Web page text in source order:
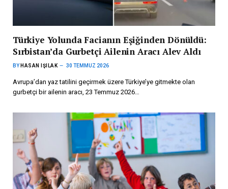
Türkiye Yolunda Facianın Eşiğinden Dönüldü:
Sırbistan’da Gurbetçi Ailenin Aracı Alev Aldı
BY HASAN IŞILAK 30 TEMMUZ 2026
Avrupa’dan yaz tatilini geçirmek üzere Türkiye’ye gitmekte olan
gurbetçi bir ailenin aracı, 23 Temmuz 2026…